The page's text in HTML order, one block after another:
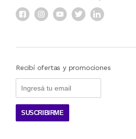
Recibí ofertas y promociones
SUSCRIBIRME